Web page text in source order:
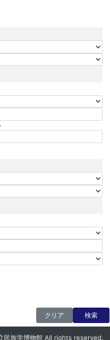
クリア 検索
民族学博物館 All rights reserved.